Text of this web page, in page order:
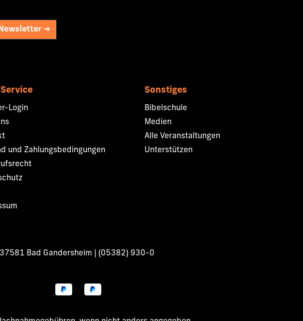
->
Login
und Zahlungsbedingungen
Sonstiges
Bibelschule
Medien
Alle Veranstaltungen
Unterstützen
Bad Gandersheim | (05382) 930-0